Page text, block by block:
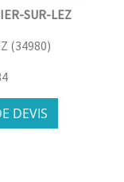
SUR-LEZ
(34980)
DEVIS